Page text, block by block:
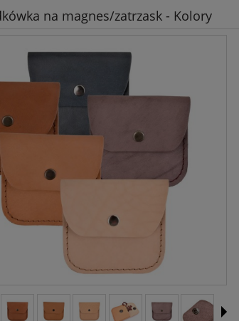
na magnes/zatrzask - Kolory